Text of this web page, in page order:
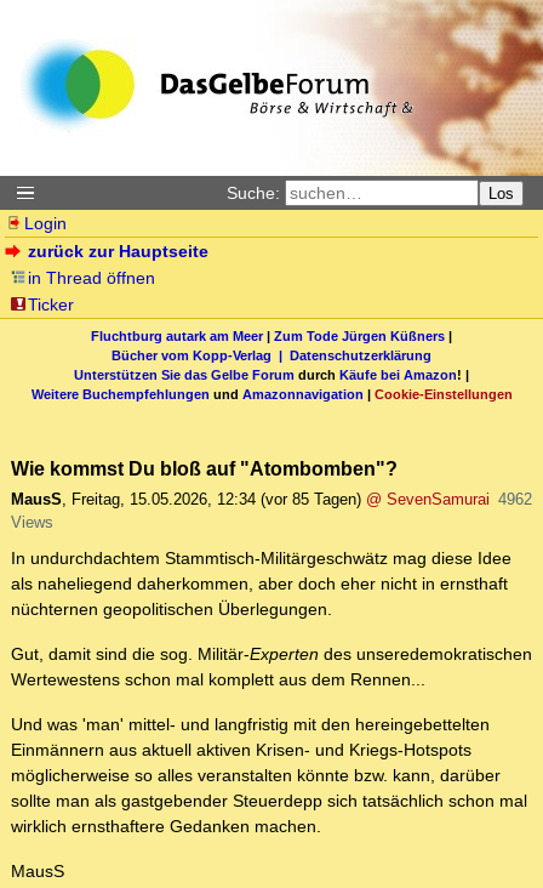
Suche: Los
Login
zurück zur Hauptseite
in Thread öffnen
Ticker
Fluchtburg autark am Meer| Zum Tode Jürgen Küßners |
Bücher vom Kopp-Verlag | Datenschutzerklärung
Unterstützen Sie das Gelbe Forum durch Käufe bei Amazon! |
Weitere Buchempfehlungen und Amazonnavigation | Cookie-Einstellungen
Wie kommst Du bloß auf "Atombomben"?
MausS, Freitag, 15.05.2026, 12:34 (vor 85 Tagen) @ SevenSamurai 4962
Views
In undurchdachtem Stammtisch-Militärgeschwätz mag diese Idee
als naheliegend daherkommen, aber doch eher nicht in ernsthaft
nüchternen geopolitischen Überlegungen.
Gut, damit sind die sog. Militär-Experten des unseredemokratischen
Wertewestens schon mal komplett aus dem Rennen...
Und was 'man' mittel- und langfristig mit den hereingebettelten
Einmännern aus aktuell aktiven Krisen- und Kriegs-Hotspots
möglicherweise so alles veranstalten könnte bzw. kann, darüber
sollte man als gastgebender Steuerdepp sich tatsächlich schon mal
wirklich ernsthaftere Gedanken machen.
MausS